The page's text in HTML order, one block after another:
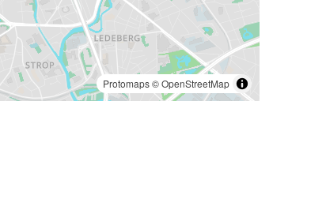
Protomaps©OpenStreetMap